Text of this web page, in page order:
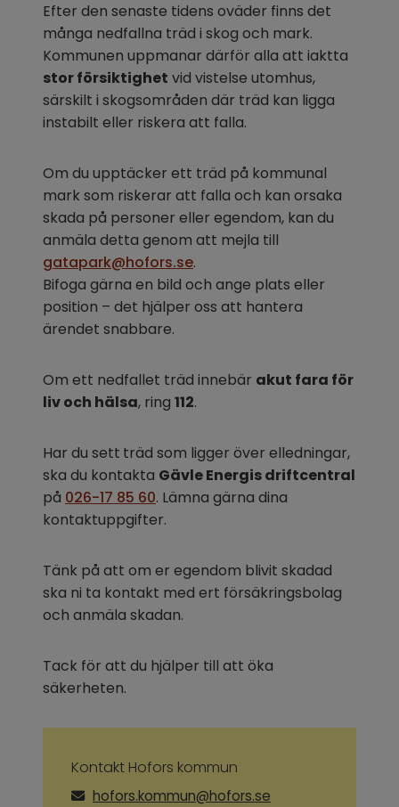
Efter den senaste tidens oväder finns det
många nedfallna träd i skog och mark.
stor försiktighet vid vistelse utomhus,
särskilt i skogsområden där träd kan ligga
instabilt eller riskera att falla.
Om du upptäcker ett träd på kommunal
mark som riskerar att falla och kan orsaka
skada på personer eller egendom, kan du
gatapark@hofors.se.
Bifoga gärna en bild och ange plats eller
position – det hjälper oss att hantera
ärendet snabbare.
Om ett nedfallet träd innebär akut fara för
liv och hälsa, ring 112.
Har du sett träd som ligger över elledningar,
ska du kontakta
på 026-17 85 60. Lämna gärna dina
kontaktuppgifter.
Tänk på att om er egendom blivit skadad
ska ni ta kontakt med ert försäkringsbolag
och anmäla skadan.
Tack för att du hjälper till att öka
säkerheten.
Kontakt Hofors kommun
hofors.kommun@hofors.se